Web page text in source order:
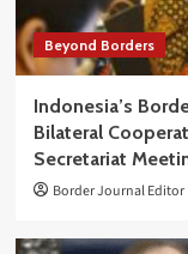
Beyond Borders
Indonesia’s
Bilateral
Secretariat
Border Journal Editor